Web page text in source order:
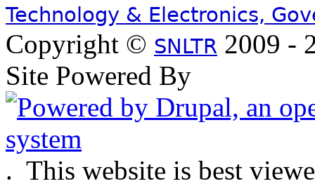
Technology & Electronics,
Copyright © SNLTR 2009 -
Site Powered By
. This website is best